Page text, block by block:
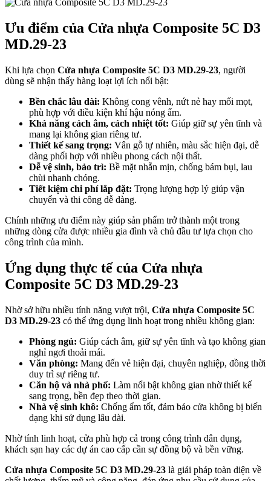
Hồ sơ năng lực
Ưu điểm của Cửa nhựa Composite 5C D3
MD.29-23
Khi lựa chọn Cửa nhựa Composite 5C D3 MD.29-23, người
dùng sẽ nhận thấy hàng loạt lợi ích nổi bật:
Bền chắc lâu dài: Không cong vênh, nứt nẻ hay mối mọt,
phù hợp với điều kiện khí hậu nóng ẩm.
Khả năng cách âm, cách nhiệt tốt: Giúp giữ sự yên tĩnh và
mang lại không gian riêng tư.
Thiết kế sang trọng: Vân gỗ tự nhiên, màu sắc hiện đại, dễ
dàng phối hợp với nhiều phong cách nội thất.
Dễ vệ sinh, bảo trì: Bề mặt nhẵn mịn, chống bám bụi, lau
chùi nhanh chóng.
Tiết kiệm chi phí lắp đặt: Trọng lượng hợp lý giúp vận
chuyển và thi công dễ dàng.
Chính những ưu điểm này giúp sản phẩm trở thành một trong
những dòng cửa được nhiều gia đình và chủ đầu tư lựa chọn cho
công trình của mình.
Ứng dụng thực tế của Cửa nhựa
Composite 5C D3 MD.29-23
Nhờ sở hữu nhiều tính năng vượt trội, Cửa nhựa Composite 5C
D3 MD.29-23 có thể ứng dụng linh hoạt trong nhiều không gian:
Phòng ngủ: Giúp cách âm, giữ sự yên tĩnh và tạo không gian
nghỉ ngơi thoải mái.
Văn phòng: Mang đến vẻ hiện đại, chuyên nghiệp, đồng thời
duy trì sự riêng tư.
Căn hộ và nhà phố: Làm nổi bật không gian nhờ thiết kế
sang trọng, bền đẹp theo thời gian.
Nhà vệ sinh khô: Chống ẩm tốt, đảm bảo cửa không bị biến
dạng khi sử dụng lâu dài.
Nhờ tính linh hoạt, cửa phù hợp cả trong công trình dân dụng,
khách sạn hay các dự án cao cấp cần sự đồng bộ và bền vững.
Cửa nhựa Composite 5C D3 MD.29-23 là giải pháp toàn diện về